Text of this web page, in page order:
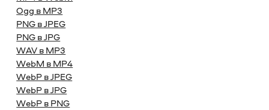
Ogg в MP3
PNG в JPEG
PNG в JPG
WAV в MP3
WebM в MP4
WebP в JPEG
WebP в JPG
WebP в PNG